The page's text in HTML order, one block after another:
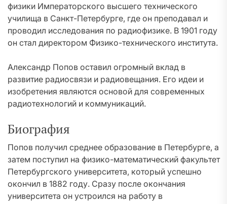
физики Императорского высшего технического
училища в Санкт-Петербурге, где он преподавал и
проводил исследования по радиофизике. В 1901 году
он стал директором Физико-технического института.
Александр Попов оставил огромный вклад в
развитие радиосвязи и радиовещания. Его идеи и
изобретения являются основой для современных
радиотехнологий и коммуникаций.
Биография
Попов получил среднее образование в Петербурге, а
затем поступил на физико-математический факультет
Петербургского университета, который успешно
окончил в 1882 году. Сразу после окончания
университета он устроился на работу в